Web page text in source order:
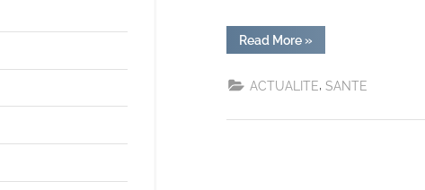
Read More »
ACTUALITE SANTE